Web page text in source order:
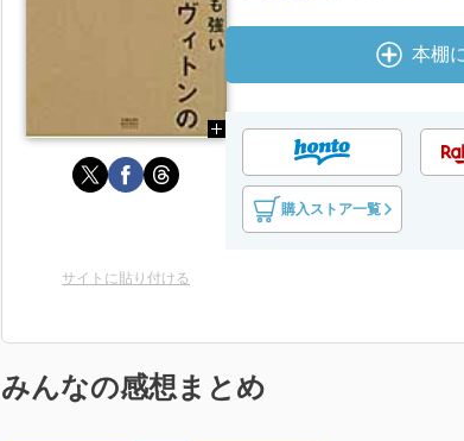
本棚
購入ストア一覧
サイトに貼り付ける
みんなの感想まとめ